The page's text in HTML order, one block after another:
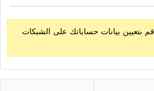
بتعيين بيانات حساباتك على الشبكات